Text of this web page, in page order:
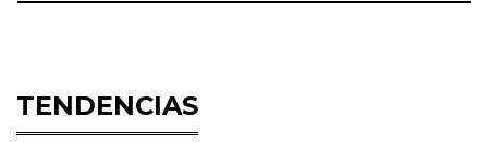
TENDENCIAS